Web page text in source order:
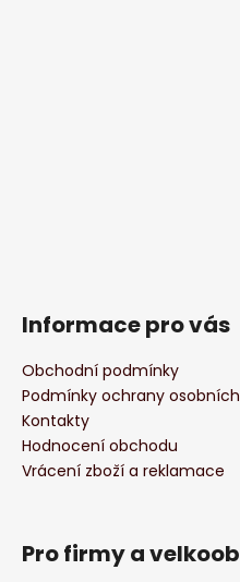
Informace pro vás
Obchodní podmínky
Podmínky ochrany
Kontakty
Hodnocení obchodu
Vrácení zboží a reklamace
Pro firmy a